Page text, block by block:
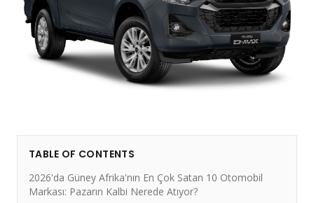
TABLE OF CONTENTS
2026'da Güney Afrika'nın En Çok Satan 10 Otomobil
Markası: Pazarın Kalbi Nerede Atıyor?